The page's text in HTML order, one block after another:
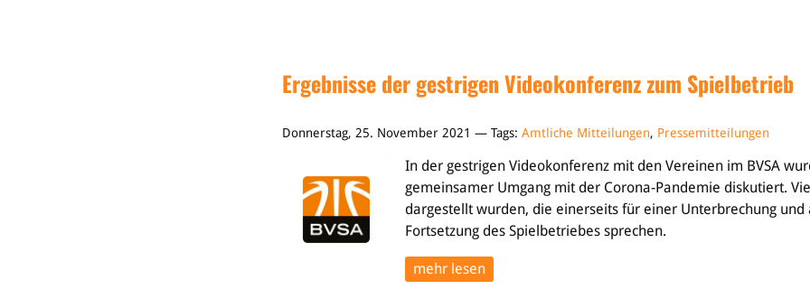
Ergebnisse der gestrigen Videokonferenz zum Spielbetrieb
Donnerstag, 25. November 2021 — Tags: Amtliche Mitteilungen, Pressemitteilungen
In der gestrigen Videokonferenz mit den Vereinen im BVSA
gemeinsamer Umgang mit der Corona-Pandemie diskutiert.
dargestellt wurden, die einerseits für einer Unterbrechung
Fortsetzung des Spielbetriebes sprechen.
mehr lesen